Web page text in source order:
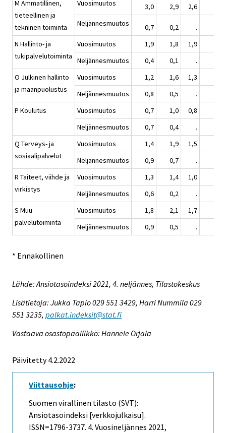
M Ammatillinen,
tieteellinen ja
tekninen toiminta
Vuosimuutos 3,0 2,9 2,6
Neljännesmuutos
0,7 0,2 .
N Hallinto- ja
tukipalvelutoiminta
Vuosimuutos 1,9 1,8 1,9
Neljännesmuutos
0,4 0,1 .
O Julkinen hallinto
ja maanpuolustus
Vuosimuutos 1,2 1,6 1,3
Neljännesmuutos
0,8 0,5 .
P Koulutus
Vuosimuutos 0,7 1,0 0,8
Neljännesmuutos
0,7 0,4 .
Q Terveys- ja
sosiaalipalvelut
Vuosimuutos 1,4 1,9 1,5
Neljännesmuutos
0,9 0,7 .
R Taiteet, viihde ja
virkistys
Vuosimuutos 1,3 1,4 1,0
Neljännesmuutos
0,6 0,2 .
S Muu
palvelutoiminta
Vuosimuutos 1,8 2,1 1,7
Neljännesmuutos
0,9 0,5 .
* Ennakollinen
Lähde: Ansiotasoindeksi 2021, 4. neljännes, Tilastokeskus
Lisätietoja: Jukka Tapio 029 551 3429, Harri Nummila 029
551 3235, palkat.indeksit@stat.fi
Vastaava osastopäällikkö: Hannele Orjala
Päivitetty 4.2.2022
Viittausohje:
Suomen virallinen tilasto (SVT):
Ansiotasoindeksi [verkkojulkaisu].
ISSN=1796-3737. 4. Vuosineljännes 2021,